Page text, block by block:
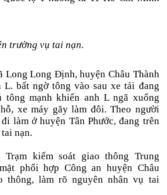
trường vụ tai nạn.
Long Long Định, huyện Châu Thành
L. bất ngờ tông vào sau xe tải đang
tông mạnh khiến anh L ngã xuống
xe máy gãy làm đôi. Theo người
làm ở huyện Tân Phước, đang trên
nạn.
kiểm soát giao thông Trung
phối hợp Công an huyện Châu
thông, làm rõ nguyên nhân vụ tai